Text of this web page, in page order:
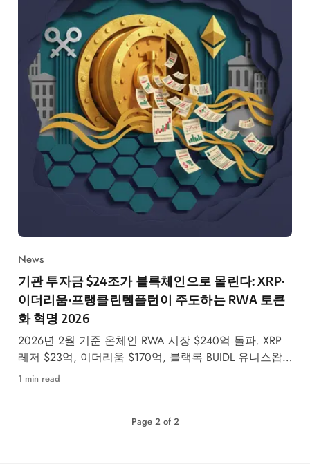
News
기관 투자금 $24조가 블록체인으로 몰린다: XRP·
이더리움·프랭클린템플턴이 주도하는 RWA 토큰
화 혁명 2026
2026년 2월 기준 온체인 RWA 시장 $240억 돌파. XRP
레저 $23억, 이더리움 $170억, 블랙록 BUIDL 유니스왑
상장까지—기관 자본의 블록체인 대이동이 본격화되고
1 min read
Page 2of2